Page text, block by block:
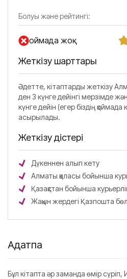
Болуы және рейтингі:
Қоймада жоқ
Жеткізу шарттары
Әдетте, кітаптарды жеткізу
ден 3 күнге дейінгі мерзімде
күнге дейін (егер біздің
асырылады.
Жеткізу әдістері
Дүкеннен алып кету
Алматы қаласы бойынша
Қазақстан бойынша
Жақын жердегі Қазпошта
Аңдатпа
Бұл кітапта әр заманда өмір